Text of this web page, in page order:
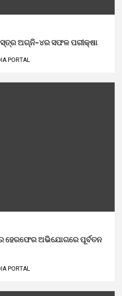
ଅଗ୍ନି-୪ର ସଫଳ ପରୀକ୍ଷା
PORTAL
ହେରଫେର ଅଭିଯୋଗରେ ପୂର୍ବତନ
PORTAL